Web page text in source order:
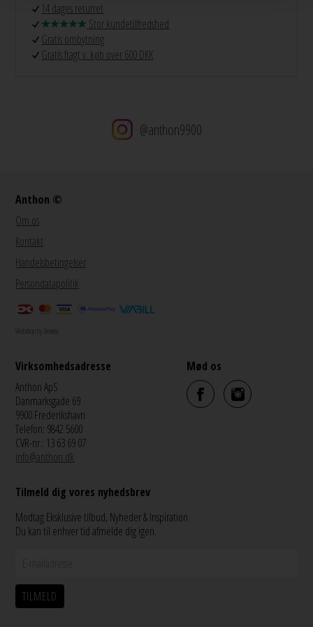
14 dages returret
Stor kundetilfredshed
Gratis ombytning
Gratis fragt v. køb over 600 DKK
@anthon9900
Anthon ©
Om os
Kontakt
Handelsbetingelser
Persondatapolitik
Webshop by Bewise
Virksomhedsadresse
Anthon ApS
Danmarksgade 69
9900 Frederikshavn
Telefon: 9842 5600
CVR-nr.: 13 63 69 07
info@anthon.dk
Mød os
Tilmeld dig vores nyhedsbrev
Modtag Eksklusive tilbud, Nyheder & Inspiration
Du kan til enhver tid afmelde dig igen.